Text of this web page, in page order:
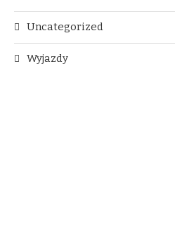
Uncategorized
Wyjazdy